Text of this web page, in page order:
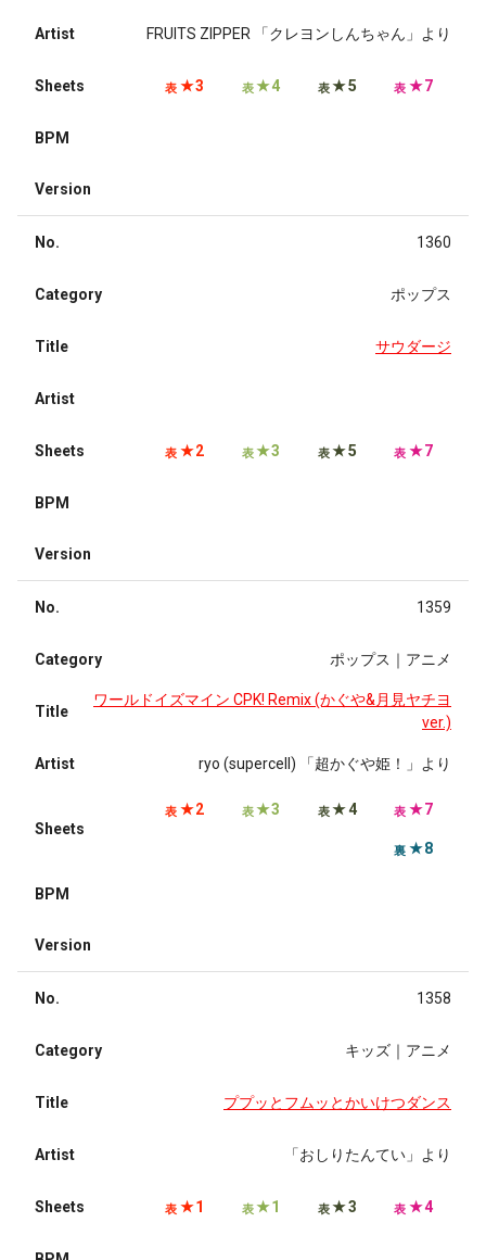
Artist FRUITS ZIPPER 「クレヨンしんちゃん」より
Sheets 表 ★3 表★4 表★5 表 ★7
BPM
Version
No. 1360
Category ポップス
Title サウダージ
Artist
Sheets 表 ★2 表★3 表★5 表 ★7
BPM
Version
No. 1359
Category ポップス｜アニメ
Title
ワールドイズマイン CPK! Remix (かぐや&月見ヤチヨ
ver.)
Artist ryo (supercell) 「超かぐや姫！」より
Sheets
表 ★2 表★3 表★4 表 ★7
裏 ★8
BPM
Version
No. 1358
Category キッズ｜アニメ
Title ププッとフムッとかいけつダンス
Artist 「おしりたんてい」より
Sheets 表 ★1 表★1 表★3 表 ★4